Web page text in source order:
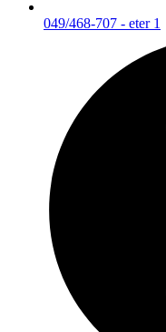
049/468-707 - eter 1